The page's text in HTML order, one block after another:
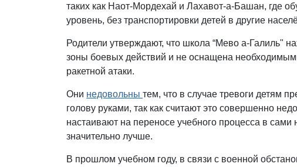
таких как Наот-Мордехай и Лахавот-а-Башан, где
уровень, без транспортировки детей в другие
Родители утверждают, что школа “Мево а-Галиль"
зоны боевых действий и не оснащена
ракетной атаки.
Они недовольнытем, что в случае тревоги детям
голову руками, так как считают это совершенно
настаивают на переносе учебного процесса в
значительно лучше.
В прошлом учебном году, в связи с военной